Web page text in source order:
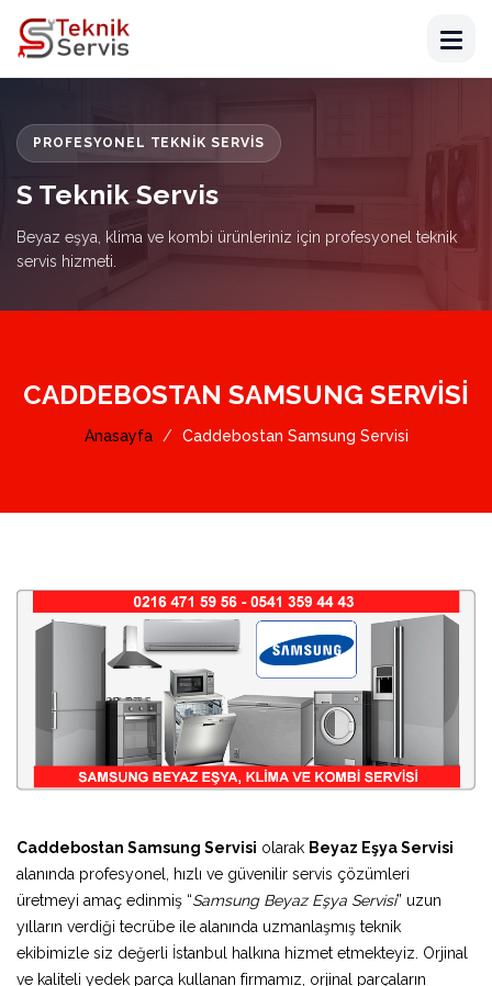
PROFESYONEL TEKNIK SERVIS
S Teknik Servis
Beyaz eşya, klima ve kombi ürünleriniz için profesyonel teknik
servis hizmeti.
CADDEBOSTAN SAMSUNG SERVISI
Anasayfa Caddebostan Samsung Servisi
Caddebostan Samsung Servisi olarak Beyaz Eşya Servisi
alanında profesyonel, hızlı ve güvenilir servis çözümleri
üretmeyi amaç edinmiş “Samsung Beyaz Eşya Servisi” uzun
yılların verdiği tecrübe ile alanında uzmanlaşmış teknik
ekibimizle siz değerli İstanbul halkına hizmet etmekteyiz. Orjinal
ve kaliteli yedek parça kullanan firmamız, orjinal parçaların